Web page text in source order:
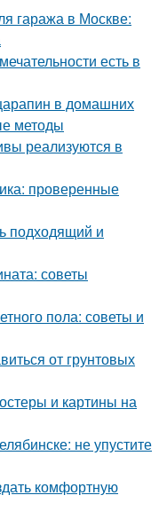
гаража в Москве:
есть в
в домашних
методы
реализуются в
проверенные
подходящий и
советы
пола: советы и
от грунтовых
и картины на
не упустите
комфортную